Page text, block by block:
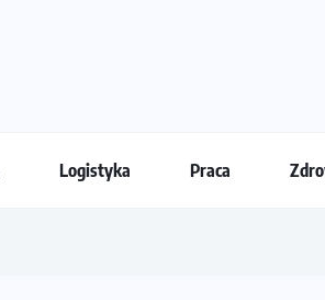
Logistyka Praca